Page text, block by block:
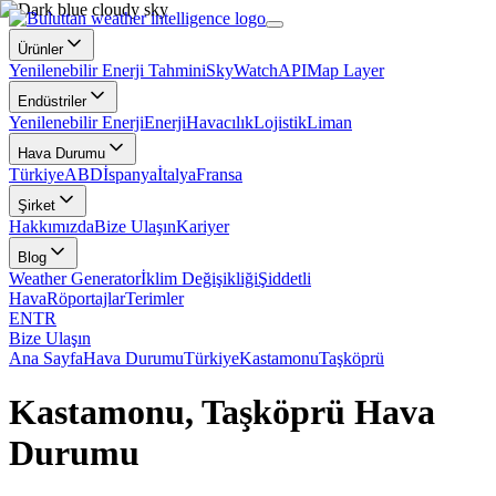
Ürünler
Yenilenebilir Enerji TahminiSkyWatchAPIMap Layer
Endüstriler
Yenilenebilir EnerjiEnerjiHavacılıkLojistikLiman
Hava Durumu
TürkiyeABDİspanyaİtalyaFransa
Şirket
HakkımızdaBize UlaşınKariyer
Blog
Weather Generatorİklim DeğişikliğiŞiddetli
HavaRöportajlarTerimler
ENTR
Bize Ulaşın
Ana SayfaHava DurumuTürkiyeKastamonuTaşköprü
Kastamonu, Taşköprü Hava
Durumu